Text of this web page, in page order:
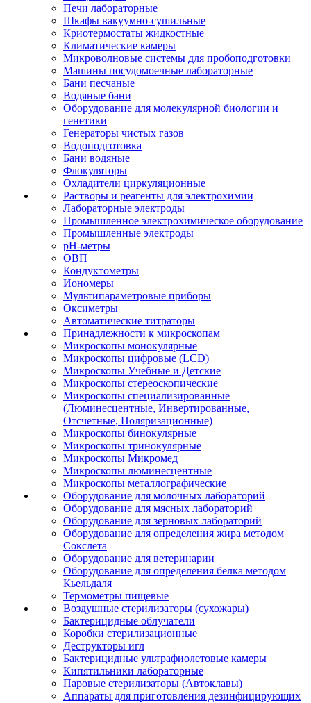
Печи лабораторные
Шкафы вакуумно-сушильные
Криотермостаты жидкостные
Климатические камеры
Микроволновые системы для пробоподготовки
Машины посудомоечные лабораторные
Бани песчаные
Водяные бани
Оборудование для молекулярной биологии и
генетики
Генераторы чистых газов
Водоподготовка
Бани водяные
Флокуляторы
Охладители циркуляционные
Растворы и реагенты для электрохимии
Лабораторные электроды
Промышленное электрохимическое оборудование
Промышленные электроды
pH-метры
ОВП
Кондуктометры
Иономеры
Мультипараметровые приборы
Оксиметры
Автоматические титраторы
Принадлежности к микроскопам
Микроскопы монокулярные
Микроскопы цифровые (LCD)
Микроскопы Учебные и Детские
Микроскопы стереоскопические
Микроскопы специализированные
(Люминесцентные, Инвертированные,
Отсчетные, Поляризационные)
Микроскопы бинокулярные
Микроскопы тринокулярные
Микроскопы Микромед
Микроскопы люминесцентные
Микроскопы металлографические
Оборудование для молочных лабораторий
Оборудование для мясных лабораторий
Оборудование для зерновых лабораторий
Оборудование для определения жира методом
Сокслета
Оборудование для ветеринарии
Оборудование для определения белка методом
Кьельдаля
Термометры пищевые
Воздушные стерилизаторы (сухожары)
Бактерицидные облучатели
Коробки стерилизационные
Деструкторы игл
Бактерицидные ультрафиолетовые камеры
Кипятильники лабораторные
Паровые стерилизаторы (Автоклавы)
Аппараты для приготовления дезинфицирующих